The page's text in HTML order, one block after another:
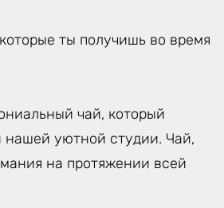
ты получишь во время
чай, который
нашей уютной студии. Чай,
на протяжении всей